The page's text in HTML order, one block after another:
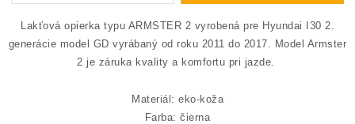
Lakťová opierka typu ARMSTER 2 vyrobená pre Hyundai I30 2.
generácie model GD vyrábaný od roku 2011 do 2017.
Model Armster
2 je záruka kvality a komfortu pri jazde.
Materiál: eko-koža
Farba: čierna